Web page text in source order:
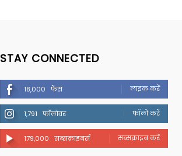
STAY CONNECTED
18,000 फैंस लाइक करें
1,791 फॉलोवर फॉलो करें
179,000 सब्सक्राइबर्स सब्सक्राइब करें